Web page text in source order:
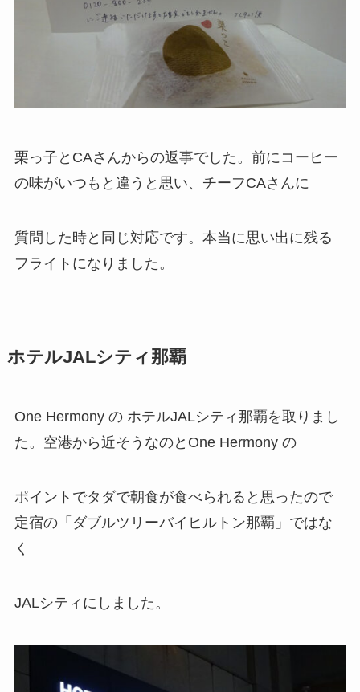
栗っ子とCAさんからの返事でした。前にコーヒー
の味がいつもと違うと思い、チーフCAさんに
質問した時と同じ対応です。本当に思い出に残る
フライトになりました。
ホテルJALシティ那覇
One Hermony の ホテルJALシティ那覇を取りまし
た。空港から近そうなのとOne Hermony の
ポイントでタダで朝食が食べられると思ったので
定宿の「ダブルツリーバイヒルトン那覇」ではな
く
JALシティにしました。